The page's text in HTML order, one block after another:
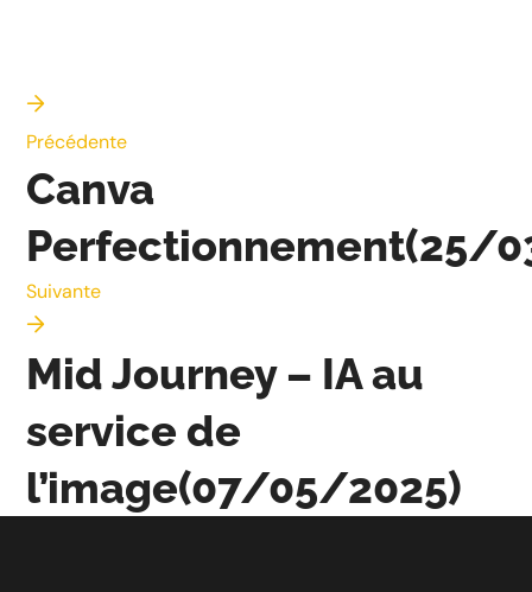
Précédente
Canva
Perfectionnement(25/
Suivante
Mid Journey – IA au
service de
l’image(07/05/2025)